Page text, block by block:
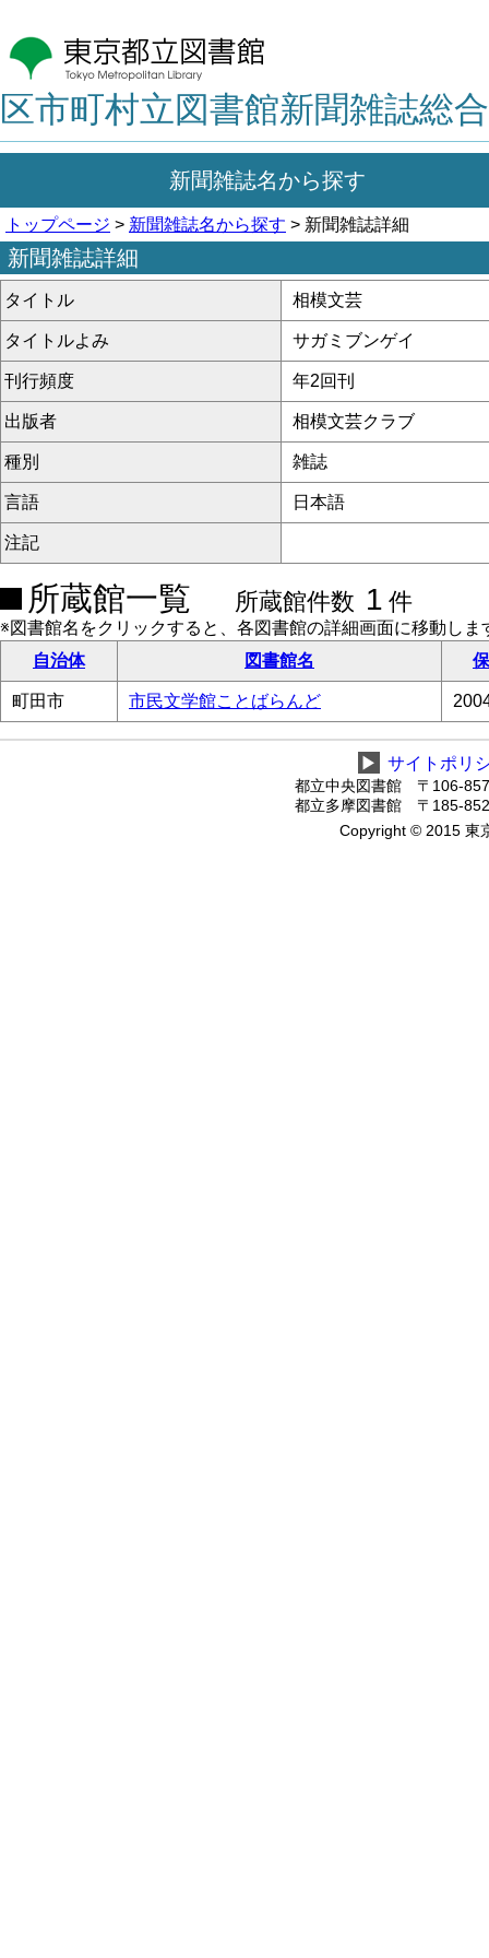
区市町村立図書館新聞雑誌総
新聞雑誌名から探す
トップページ > 新聞雑誌名から探す > 新聞雑誌詳細
新聞雑誌詳細
タイトル 相模文芸
タイトルよみ サガミブンゲイ
刊行頻度 年2回刊
出版者 相模文芸クラブ
種別 雑誌
言語 日本語
注記
所蔵館一覧 所蔵館件数 1 件
※図書館名をクリックすると、各図書館の詳細画面に移動しま
自治体
図書館名
町田市 市民文学館ことばらんど
▶ サイトポリ
都立中央図書館 〒106-
都立多摩図書館 〒185-
Copyright © 2015 東